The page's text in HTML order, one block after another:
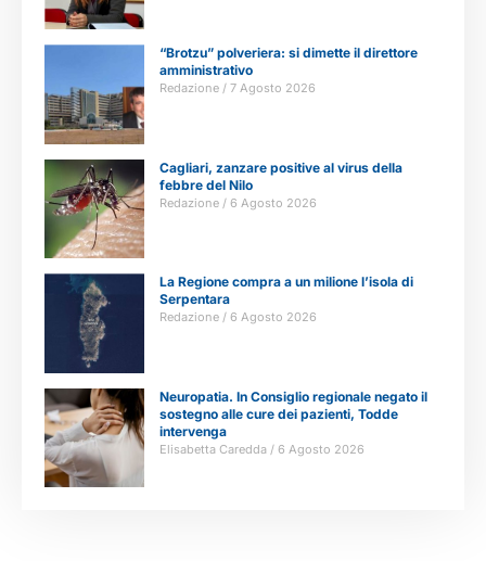
“Brotzu” polveriera: si dimette il direttore
amministrativo
Redazione 7 Agosto 2026
Cagliari, zanzare positive al virus della
febbre del Nilo
Redazione 6 Agosto 2026
La Regione compra a un milione l’isola di
Serpentara
Redazione 6 Agosto 2026
Neuropatia. In Consiglio regionale negato il
sostegno alle cure dei pazienti, Todde
intervenga
Elisabetta Caredda 6 Agosto 2026